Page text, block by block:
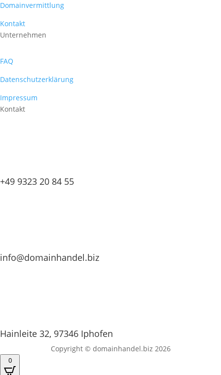
Domainvermittlung
Kontakt
Unternehmen
FAQ
Datenschutzerklärung
Impressum
Kontakt
+49 9323 20 84 55
info@domainhandel.biz
Hainleite 32, 97346 Iphofen
Copyright © domainhandel.biz 2026
0